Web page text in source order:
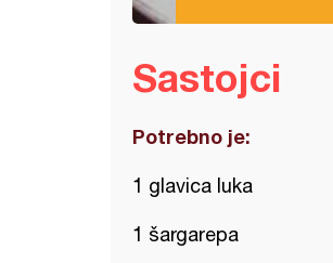
Sastojci
Potrebno je:
1 glavica luka
1 šargarepa